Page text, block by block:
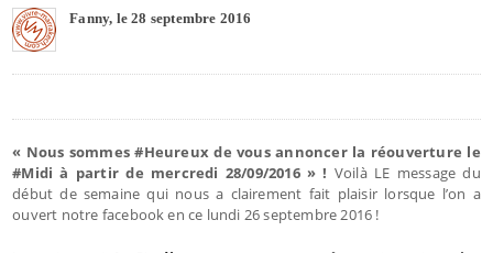
Fanny, le 28 septembre 2016
« Nous sommes #Heureux de vous annoncer la réouverture le
#Midi à partir de mercredi 28/09/2016 » ! Voilà LE message du
début de semaine qui nous a clairement fait plaisir lorsque l’on a
ouvert notre facebook en ce lundi 26 septembre 2016 !